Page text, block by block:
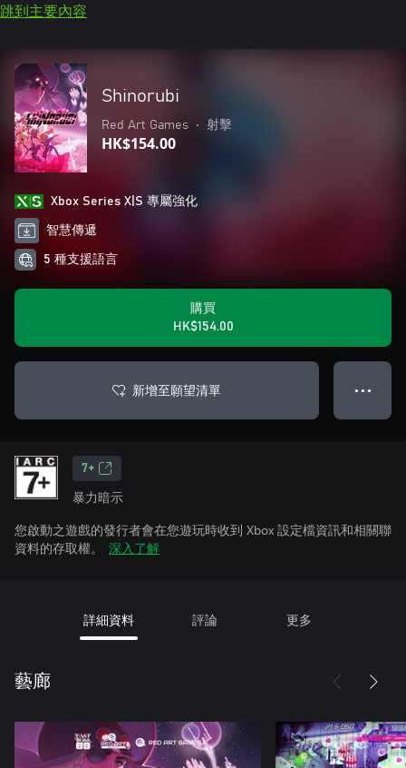
跳到主要內容
Shinorubi
Red Art Games • 射擊
HK$154.00
Xbox Series X|S 專屬強化
智慧傳遞
5 種支援語言
購買
HK$154.00
新增至願望清單 ● ● ●
7+
暴力暗示
您啟動之遊戲的發行者會在您遊玩時收到 Xbox 設定檔資訊和相關聯
資料的存取權。
深入了解
詳細資料 評論 更多
藝廊